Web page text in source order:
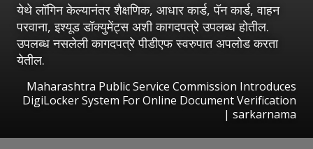
येथे लॉगिन केल्यानंतर शैक्षणिक, आधार कार्ड, पॅन कार्ड, वाहन
परवाना, इश्यूड डॉक्युमेंट्स अशी कागदपत्रे उपलब्ध होतील.
उपलब्ध नसलेली कागदपत्रे पीडीएफ स्वरुपात अपलोड करता
येतील.
Maharashtra Public Service Commission Introduces
DigiLocker System For Online Document Verification
| sarkarnama